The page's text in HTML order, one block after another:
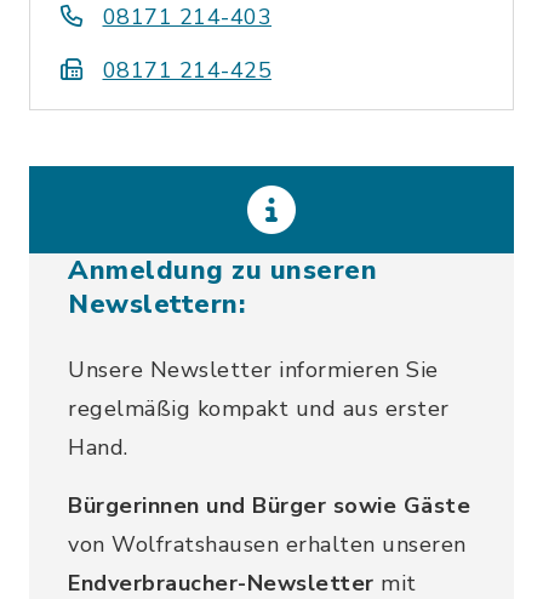
08171 214-403
08171 214-425
Anmeldung zu unseren
Newslettern:
Unsere Newsletter informieren Sie
regelmäßig kompakt und aus erster
Hand.
Bürgerinnen und Bürger sowie Gäste
von Wolfratshausen erhalten unseren
Endverbraucher-Newsletter mit